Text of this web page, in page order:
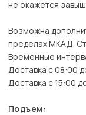
не окажется
Возможна
пределах МКАД.
Временные
Доставка с 08:00
Доставка с 15:00
Подъем: